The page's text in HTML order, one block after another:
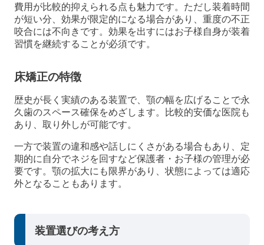
費用が比較的抑えられる点も魅力です。ただし装着時間
が短い分、効果が限定的になる場合があり、重度の不正
咬合には不向きです。効果を出すにはお子様自身が装着
習慣を継続することが必須です。
床矯正の特徴
歴史が長く実績のある装置で、顎の幅を広げることで永
久歯のスペース確保をめざします。比較的安価な医院も
あり、取り外しが可能です。
一方で装置の違和感や話しにくさがある場合もあり、定
期的に自分でネジを回すなど保護者・お子様の管理が必
要です。顎の拡大にも限界があり、状態によっては適応
外となることもあります。
装置選びの考え方